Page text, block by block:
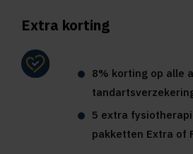
Extra korting
8% korting op alle
5 extra
pakketten Extra of